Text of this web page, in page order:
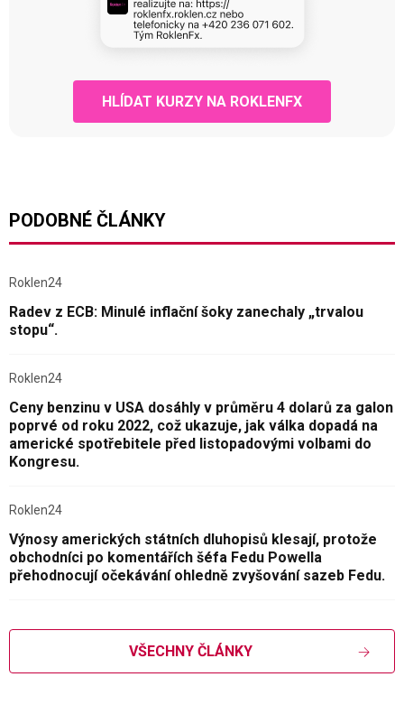
HLÍDAT KURZY NA ROKLENFX
PODOBNÉ ČLÁNKY
Roklen24
Radev z ECB: Minulé inflační šoky zanechaly „trvalou
stopu“.
Roklen24
Ceny benzinu v USA dosáhly v průměru 4 dolarů za galon
poprvé od roku 2022, což ukazuje, jak válka dopadá na
americké spotřebitele před listopadovými volbami do
Kongresu.
Roklen24
Výnosy amerických státních dluhopisů klesají, protože
obchodníci po komentářích šéfa Fedu Powella
přehodnocují očekávání ohledně zvyšování sazeb Fedu.
VŠECHNY ČLÁNKY